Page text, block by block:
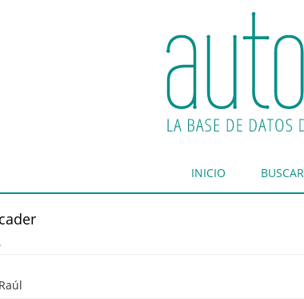
INICIO BUSCAR
Raúl